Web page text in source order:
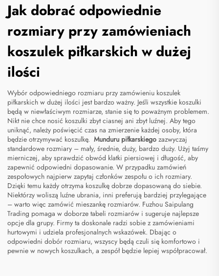
Jak dobrać odpowiednie
rozmiary przy zamówieniach
koszulek piłkarskich w dużej
ilości
Wybór odpowiedniego rozmiaru przy zamówieniu koszulek
piłkarskich w dużej ilości jest bardzo ważny. Jeśli wszystkie koszulki
będą w niewłaściwym rozmiarze, stanie się to poważnym problemem.
Nikt nie chce nosić koszulki zbyt ciasnej ani zbyt luźnej. Aby tego
uniknąć, należy poświęcić czas na zmierzenie każdej osoby, która
będzie otrzymywać koszulkę. Munduru piłkarskiego zazwyczaj
standardowe rozmiary – mały, średnie, duży, bardzo duży. Użyj taśmy
mierniczej, aby sprawdzić obwód klatki piersiowej i długość, aby
zapewnić odpowiedni dopasowanie. W przypadku zamówień
zespołowych najpierw zapytaj członków zespołu o ich rozmiary.
Dzięki temu każdy otrzyma koszulkę dobrze dopasowaną do siebie.
Niektórzy woliszą luźne ubrania, inni preferują bardziej przylegające
– warto więc zamówić mieszankę rozmiarów. Fuzhou Saipulang
Trading pomaga w doborze tabeli rozmiarów i sugeruje najlepsze
opcje dla grupy. Firmy ta doskonale radzi sobie z zamówieniami
hurtowymi i udziela profesjonalnych wskazówek. Dbając o
odpowiedni dobór rozmiaru, wszyscy będą czuli się komfortowo i
pewnie w nowych koszulkach, a zespół będzie lepiej współpracował.